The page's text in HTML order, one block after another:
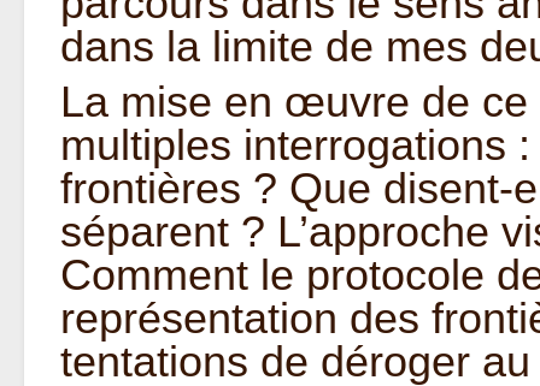
dans la limite de mes
La mise en œuvre de
multiples interrogations
frontières ? Que disent-
séparent ? L’approche
Comment le protocole
représentation des
tentations de déroger